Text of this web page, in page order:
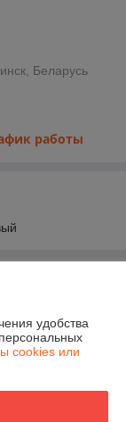
Беларусь
работы
удобства
cookies или